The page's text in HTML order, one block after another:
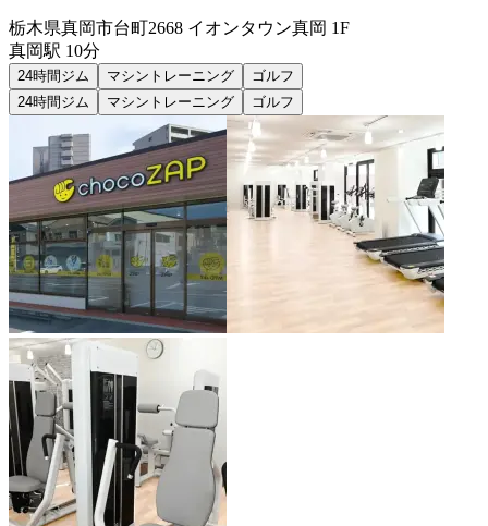
栃木県真岡市台町2668 イオンタウン真岡 1F
真岡駅 10分
24時間ジム マシントレーニング
ゴルフ
24時間ジム
マシントレーニング ゴルフ